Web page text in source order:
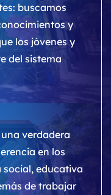
buscamos
y
los jóvenes y
del sistema
verdadera
en los
social, educativa
de trabajar